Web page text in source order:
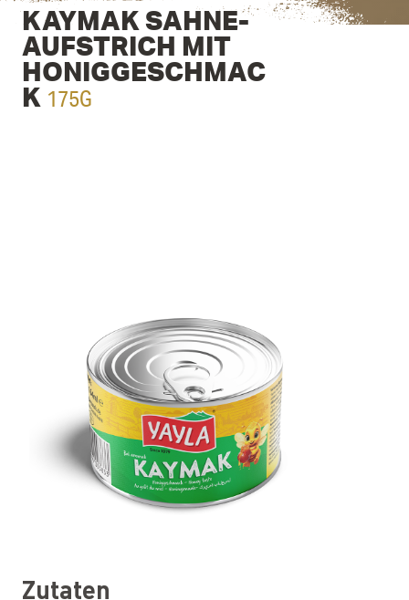
KAYMAK SAHNE-
AUFSTRICH MIT
HONIGGESCHMAC
K 175G
Zutaten